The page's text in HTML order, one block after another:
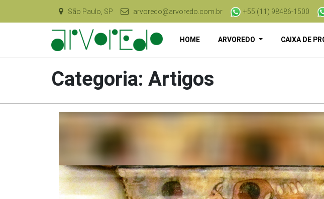
São Paulo, SP arvoredo@arvoredo.com.br +55 (11) 98486-1500
HOME ARVOREDO CAIXA DE
Categoria: Artigos